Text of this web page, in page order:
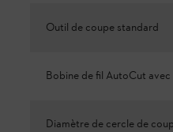
Outil de coupe standard
Bobine de fil AutoCut avec
Diamètre de cercle de